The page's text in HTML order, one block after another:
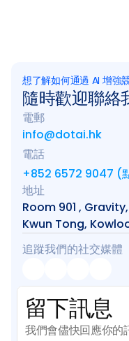
想了解如何通過 AI 增強
隨時歡迎聯絡
電郵
info@dotai.hk
電話
+852 6572 9047 (
地址
Room 901 ,
Kwun Tong,
追蹤我們的社交媒體
留下訊息
我們會儘快回應你的
AI 企業
學校 AI
一年任
網上 AI
AI 應用
AI 創意
聯絡我